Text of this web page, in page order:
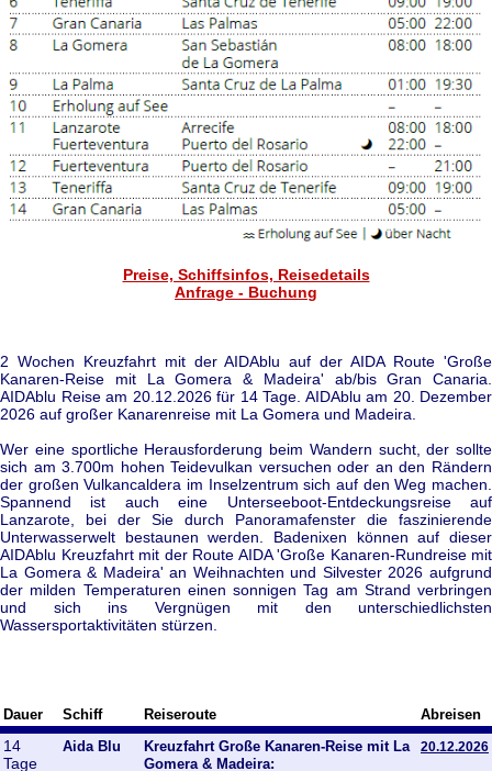
Preise, Schiffsinfos, Reisedetails
Anfrage - Buchung
2 Wochen Kreuzfahrt mit der AIDAblu auf der AIDA Route 'Große
Kanaren-Reise mit La Gomera & Madeira' ab/bis Gran Canaria.
AIDAblu Reise am 20.12.2026 für 14 Tage. AIDAblu am 20. Dezember
2026 auf großer Kanarenreise mit La Gomera und Madeira.
Wer eine sportliche Herausforderung beim Wandern sucht, der sollte
sich am 3.700m hohen Teidevulkan versuchen oder an den Rändern
der großen Vulkancaldera im Inselzentrum sich auf den Weg machen.
Spannend ist auch eine Unterseeboot-Entdeckungsreise auf
Lanzarote, bei der Sie durch Panoramafenster die faszinierende
Unterwasserwelt bestaunen werden. Badenixen können auf dieser
AIDAblu Kreuzfahrt mit der Route AIDA 'Große Kanaren-Rundreise mit
La Gomera & Madeira' an Weihnachten und Silvester 2026 aufgrund
der milden Temperaturen einen sonnigen Tag am Strand verbringen
und sich ins Vergnügen mit den unterschiedlichsten
Wassersportaktivitäten stürzen.
Dauer Schiff Reiseroute Abreisen
14
Tage
Aida Blu
Kreuzfahrt Große Kanaren-Reise mit La
Gomera & Madeira:
20.12.2026